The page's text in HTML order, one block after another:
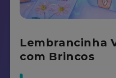
Lembrancinha
com Brincos